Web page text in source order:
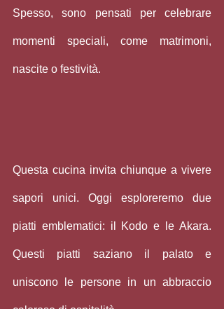
Spesso, sono pensati per celebrare
momenti speciali, come matrimoni,
nascite o festività.
Questa cucina invita chiunque a vivere
sapori unici. Oggi esploreremo due
piatti emblematici: il Kodo e le Akara.
Questi piatti saziano il palato e
uniscono le persone in un abbraccio